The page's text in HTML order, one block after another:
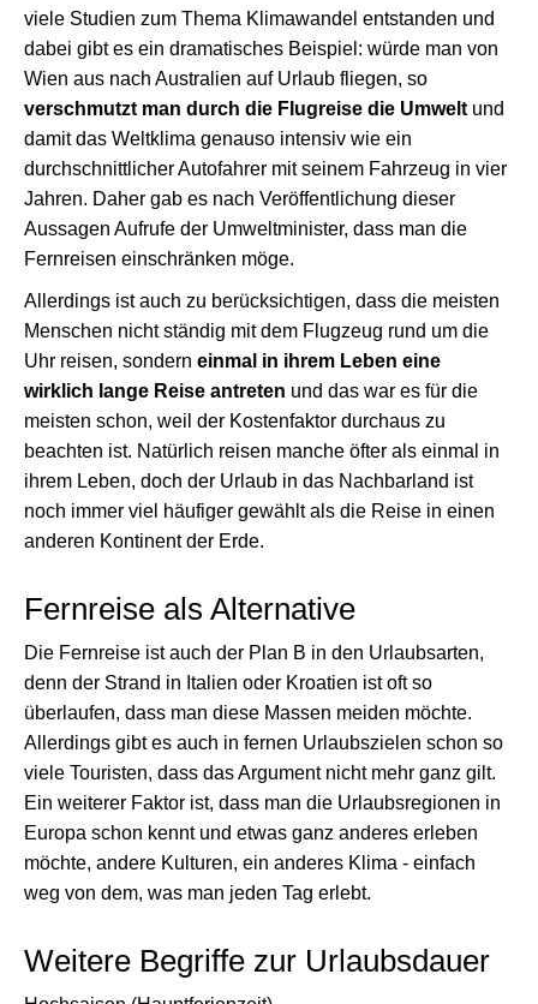
viele Studien zum Thema Klimawandel entstanden und
dabei gibt es ein dramatisches Beispiel: würde man von
Wien aus nach Australien auf Urlaub fliegen, so
verschmutzt man durch die Flugreise die Umwelt und
damit das Weltklima genauso intensiv wie ein
durchschnittlicher Autofahrer mit seinem Fahrzeug in vier
Jahren. Daher gab es nach Veröffentlichung dieser
Aussagen Aufrufe der Umweltminister, dass man die
Fernreisen einschränken möge.
Allerdings ist auch zu berücksichtigen, dass die meisten
Menschen nicht ständig mit dem Flugzeug rund um die
Uhr reisen, sondern einmal in ihrem Leben eine
wirklich lange Reise antreten und das war es für die
meisten schon, weil der Kostenfaktor durchaus zu
beachten ist. Natürlich reisen manche öfter als einmal in
ihrem Leben, doch der Urlaub in das Nachbarland ist
noch immer viel häufiger gewählt als die Reise in einen
anderen Kontinent der Erde.
Fernreise als Alternative
Die Fernreise ist auch der Plan B in den Urlaubsarten,
denn der Strand in Italien oder Kroatien ist oft so
überlaufen, dass man diese Massen meiden möchte.
Allerdings gibt es auch in fernen Urlaubszielen schon so
viele Touristen, dass das Argument nicht mehr ganz gilt.
Ein weiterer Faktor ist, dass man die Urlaubsregionen in
Europa schon kennt und etwas ganz anderes erleben
möchte, andere Kulturen, ein anderes Klima - einfach
weg von dem, was man jeden Tag erlebt.
Weitere Begriffe zur Urlaubsdauer